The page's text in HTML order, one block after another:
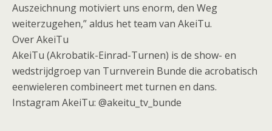
Auszeichnung motiviert uns enorm, den Weg
weiterzugehen,” aldus het team van AkeiTu.
Over AkeiTu
AkeiTu (Akrobatik-Einrad-Turnen) is de show- en
wedstrijdgroep van Turnverein Bunde die acrobatisch
eenwieleren combineert met turnen en dans.
Instagram AkeiTu: @akeitu_tv_bunde